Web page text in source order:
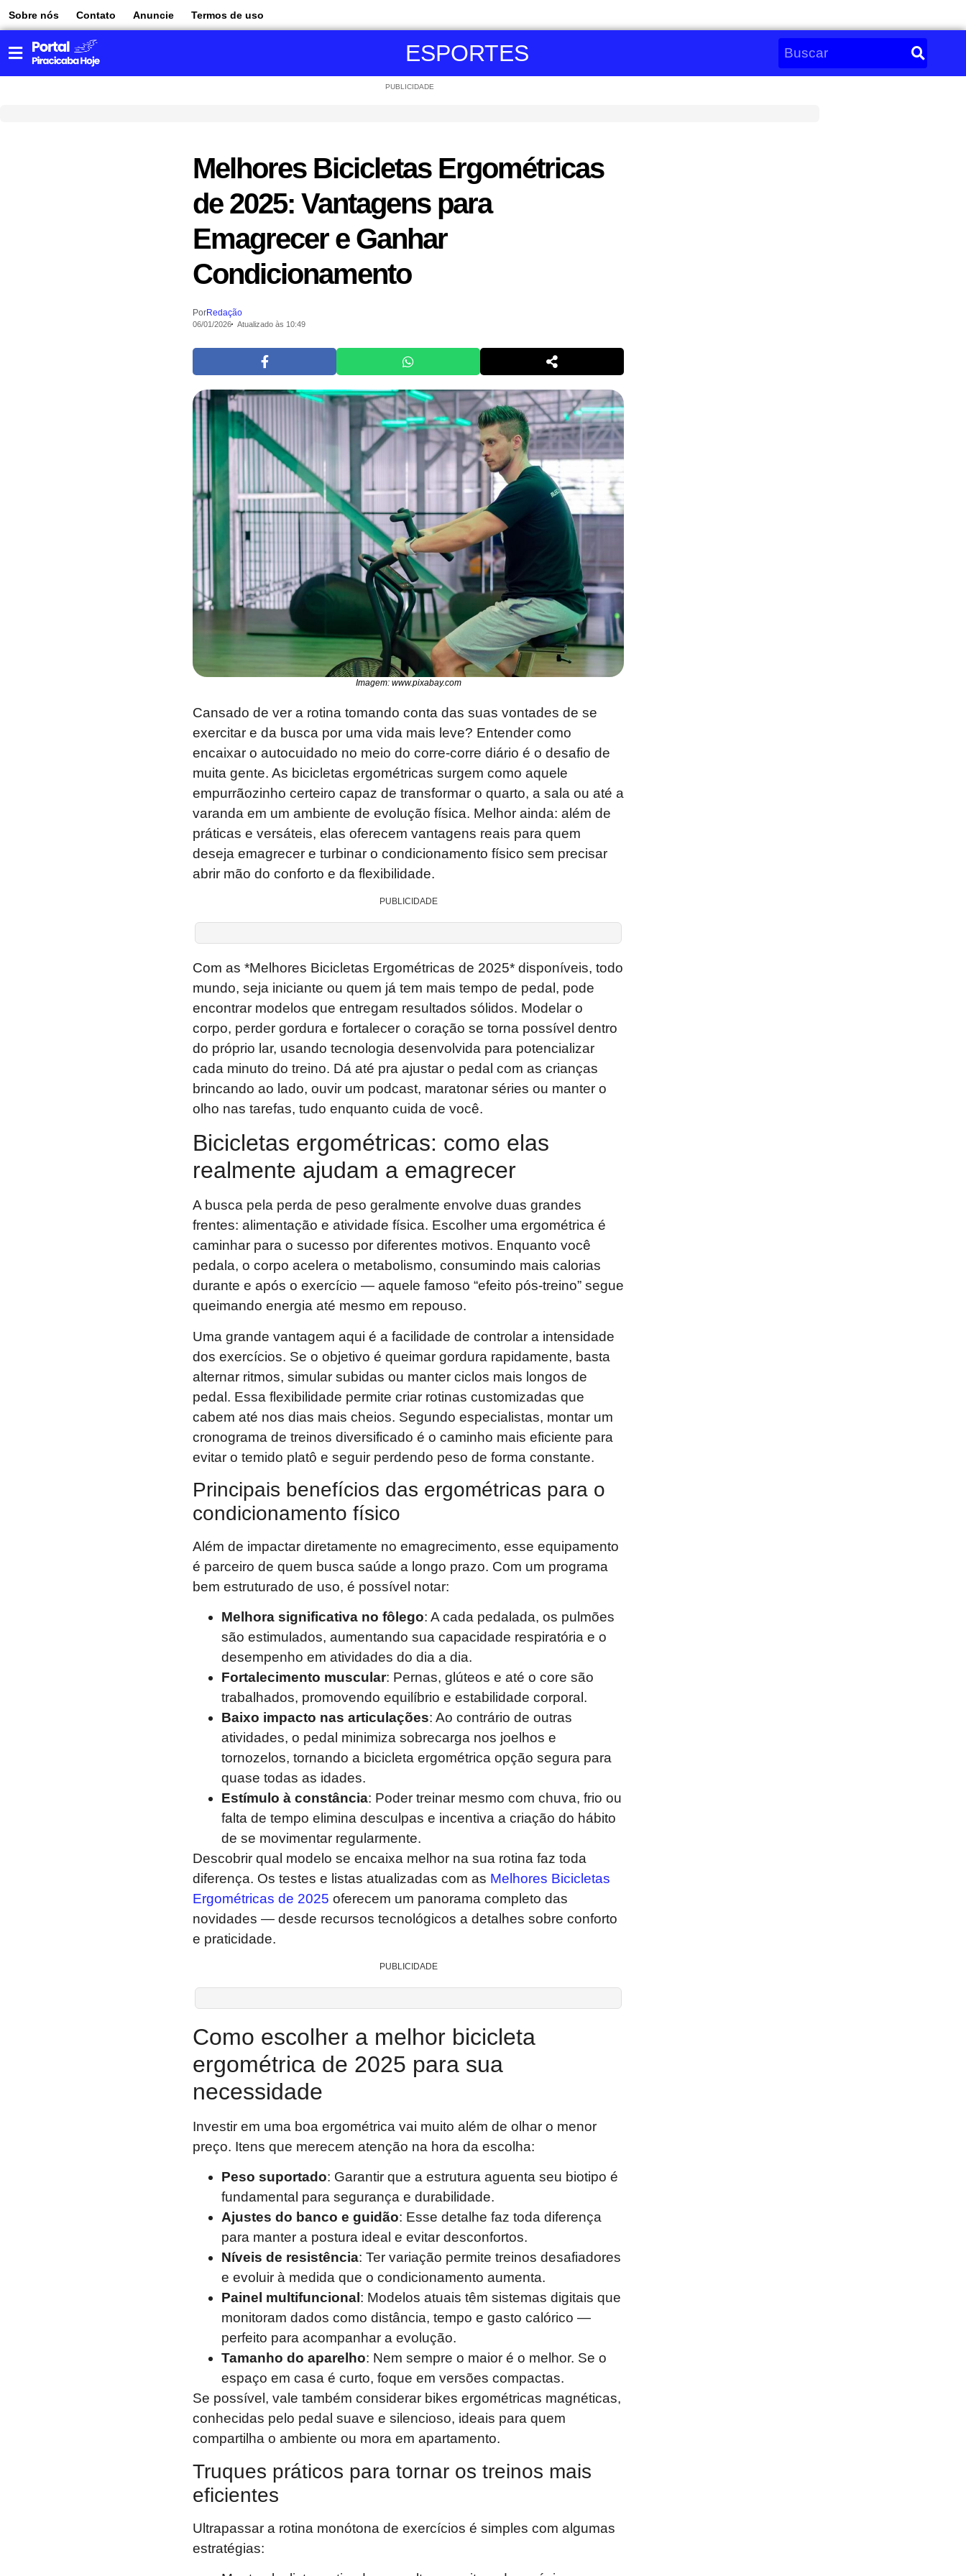
Sobre nós Contato Anuncie Termos de uso
ESPORTES
PUBLICIDADE
Melhores Bicicletas Ergométricas
de 2025: Vantagens para
Emagrecer e Ganhar
Condicionamento
PorRedação
06/01/2026 Atualizado às 10:49
Imagem: www.pixabay.com
Cansado de ver a rotina tomando conta das suas vontades de se
exercitar e da busca por uma vida mais leve? Entender como
encaixar o autocuidado no meio do corre-corre diário é o desafio de
muita gente. As bicicletas ergométricas surgem como aquele
empurrãozinho certeiro capaz de transformar o quarto, a sala ou até a
varanda em um ambiente de evolução física. Melhor ainda: além de
práticas e versáteis, elas oferecem vantagens reais para quem
deseja emagrecer e turbinar o condicionamento físico sem precisar
abrir mão do conforto e da flexibilidade.
PUBLICIDADE
Com as *Melhores Bicicletas Ergométricas de 2025* disponíveis, todo
mundo, seja iniciante ou quem já tem mais tempo de pedal, pode
encontrar modelos que entregam resultados sólidos. Modelar o
corpo, perder gordura e fortalecer o coração se torna possível dentro
do próprio lar, usando tecnologia desenvolvida para potencializar
cada minuto do treino. Dá até pra ajustar o pedal com as crianças
brincando ao lado, ouvir um podcast, maratonar séries ou manter o
olho nas tarefas, tudo enquanto cuida de você.
Bicicletas ergométricas: como elas
realmente ajudam a emagrecer
A busca pela perda de peso geralmente envolve duas grandes
frentes: alimentação e atividade física. Escolher uma ergométrica é
caminhar para o sucesso por diferentes motivos. Enquanto você
pedala, o corpo acelera o metabolismo, consumindo mais calorias
durante e após o exercício — aquele famoso “efeito pós-treino” segue
queimando energia até mesmo em repouso.
Uma grande vantagem aqui é a facilidade de controlar a intensidade
dos exercícios. Se o objetivo é queimar gordura rapidamente, basta
alternar ritmos, simular subidas ou manter ciclos mais longos de
pedal. Essa flexibilidade permite criar rotinas customizadas que
cabem até nos dias mais cheios. Segundo especialistas, montar um
cronograma de treinos diversificado é o caminho mais eficiente para
evitar o temido platô e seguir perdendo peso de forma constante.
Principais benefícios das ergométricas para o
condicionamento físico
Além de impactar diretamente no emagrecimento, esse equipamento
é parceiro de quem busca saúde a longo prazo. Com um programa
bem estruturado de uso, é possível notar:
Melhora significativa no fôlego: A cada pedalada, os pulmões
são estimulados, aumentando sua capacidade respiratória e o
desempenho em atividades do dia a dia.
Fortalecimento muscular: Pernas, glúteos e até o core são
trabalhados, promovendo equilíbrio e estabilidade corporal.
Baixo impacto nas articulações: Ao contrário de outras
atividades, o pedal minimiza sobrecarga nos joelhos e
tornozelos, tornando a bicicleta ergométrica opção segura para
quase todas as idades.
Estímulo à constância: Poder treinar mesmo com chuva, frio ou
falta de tempo elimina desculpas e incentiva a criação do hábito
de se movimentar regularmente.
Descobrir qual modelo se encaixa melhor na sua rotina faz toda
diferença. Os testes e listas atualizadas com as Melhores Bicicletas
Ergométricas de 2025 oferecem um panorama completo das
novidades — desde recursos tecnológicos a detalhes sobre conforto
e praticidade.
PUBLICIDADE
Como escolher a melhor bicicleta
ergométrica de 2025 para sua
necessidade
Investir em uma boa ergométrica vai muito além de olhar o menor
preço. Itens que merecem atenção na hora da escolha:
Peso suportado: Garantir que a estrutura aguenta seu biotipo é
fundamental para segurança e durabilidade.
Ajustes do banco e guidão: Esse detalhe faz toda diferença
para manter a postura ideal e evitar desconfortos.
Níveis de resistência: Ter variação permite treinos desafiadores
e evoluir à medida que o condicionamento aumenta.
Painel multifuncional : Modelos atuais têm sistemas digitais que
monitoram dados como distância, tempo e gasto calórico —
perfeito para acompanhar a evolução.
Tamanho do aparelho: Nem sempre o maior é o melhor. Se o
espaço em casa é curto, foque em versões compactas.
Se possível, vale também considerar bikes ergométricas magnéticas,
conhecidas pelo pedal suave e silencioso, ideais para quem
compartilha o ambiente ou mora em apartamento.
Truques práticos para tornar os treinos mais
eficientes
Ultrapassar a rotina monótona de exercícios é simples com algumas
estratégias: